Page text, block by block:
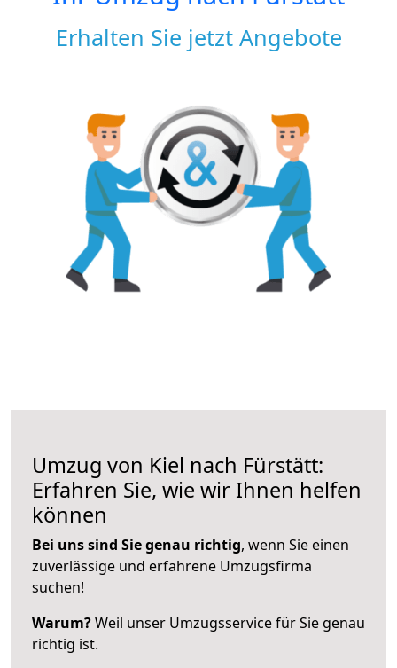
Erhalten Sie jetzt Angebote
Umzug von Kiel nach Fürstätt:
Erfahren Sie, wie wir Ihnen helfen
können
Bei uns sind Sie genau richtig, wenn Sie einen
zuverlässige und erfahrene Umzugsfirma
suchen!
Warum?Weil unser Umzugsservice für Sie genau
richtig ist.